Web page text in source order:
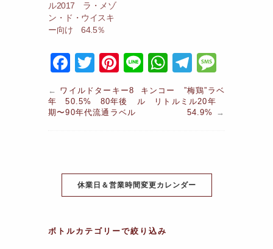
ル2017 ラ・メゾ
ン・ド・ウイスキ
ー向け 64.5％
F
a
c
e
o
k
T
w
itt
er
Pi
nt
er
e
Li
n
e
W
at
p
T
el
e
gr
e
s
← ワイルドターキー8
年 50.5% 80年後
期〜90年代流通ラベル
キンコー ”梅鶏”ラベ
ル リトルミル20年
54.9%
→
休業日＆営業時間変更カレンダー
ボトルカテゴリーで絞り込み